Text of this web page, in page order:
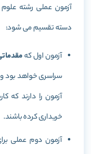
آزمون عملی رشته
دسته تقسیم می شود:
آزمون اول که
سراسری خواهد بود
آزمون را دارند که
خریداری کرده باشند.
آزمون دوم عملی